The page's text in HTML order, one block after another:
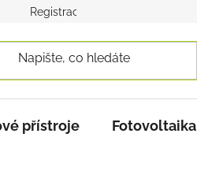
Registrace a přihlášení
přístroje Fotovoltaika